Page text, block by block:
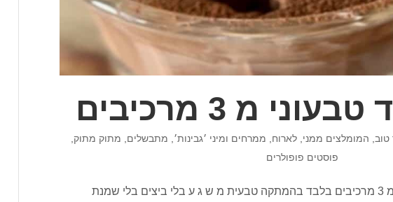
מ 3 מרכיבים
טוב, המומלצים ממני,לארוח, ממרחים ומיני ׳גבינות׳, מתבשלים, מתוק מתוק,
פוסטים פופולרים
מוס שוקולד טבעוני מ 3 מרכיבים מ 3 מרכיבים בלבד בהמתקה טבעית מ ש ג ע בלי ביצים בלי שמנת